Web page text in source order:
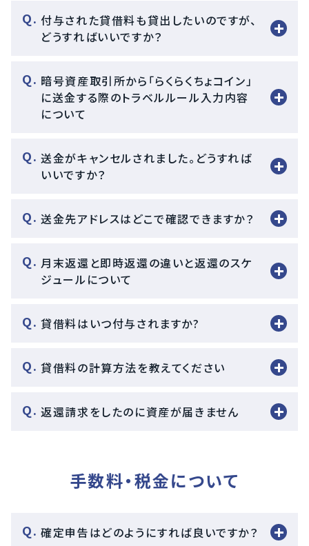
付与された貸借料も貸出したいのですが、
どうすればいいですか？
暗号資産取引所から「らくらくちょコイン」
に送金する際のトラベルルール入力内容
について
送金がキャンセルされました。どうすれば
いいですか？
送金先アドレスはどこで確認できますか？
月末返還と即時返還の違いと返還のスケ
ジュールについて
貸借料はいつ付与されますか?
貸借料の計算方法を教えてください
返還請求をしたのに資産が届きません
手数料・税金について
確定申告はどのようにすれば良いですか？